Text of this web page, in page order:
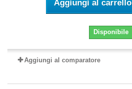
Aggiungi al carrello
Disponibile
Aggiungi al comparatore